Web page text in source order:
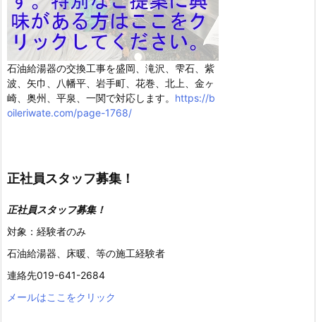
石油給湯器の交換工事を盛岡、滝沢、雫石、紫
波、矢巾、八幡平、岩手町、花巻、北上、金ヶ
崎、奥州、平泉、一関で対応します。 https://b
oileriwate.com/page-1768/
正社員スタッフ募集！
正社員スタッフ募集！
対象：経験者のみ
石油給湯器、床暖、等の施工経験者
連絡先019-641-2684
メールはここをクリック